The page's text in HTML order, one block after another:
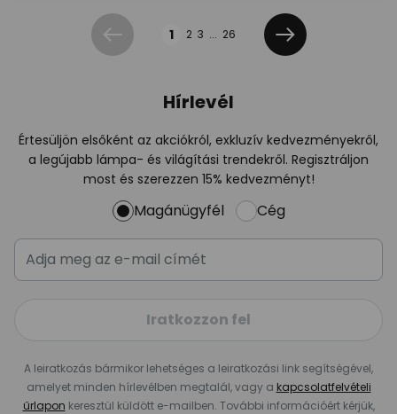
Előző 1 2 3 ... 26
Következő
Hírlevél
Értesüljön elsőként az akciókról, exkluzív kedvezményekről,
a legújabb lámpa- és világítási trendekről. Regisztráljon
most és szerezzen 15% kedvezményt!
Magánügyfél Cég
Iratkozzon fel
A leiratkozás bármikor lehetséges a leiratkozási link segítségével,
amelyet minden hírlevélben megtalál, vagy a kapcsolatfelvételi
űrlapon keresztül küldött e-mailben. További információért kérjük,